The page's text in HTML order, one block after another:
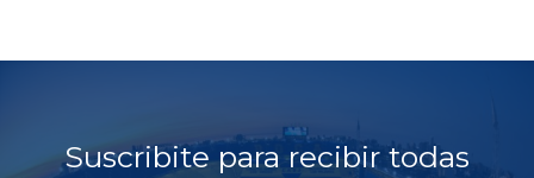
Suscribite para recibir todas